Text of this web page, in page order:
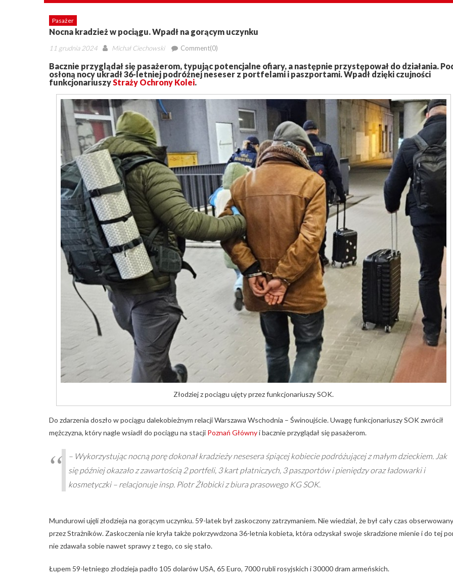
Pasażer
Nocna kradzież w pociągu. Wpadł na gorącym uczynku
Posted
11 grudnia 2024 Author
Michał Ciechowski Comment(0)
Bacznie przyglądał się pasażerom, typując potencjalne ofiary, a następnie przystępował do działania.
osłoną nocy ukradł 36-letniej podróżnej neseser z portfelami i paszportami. Wpadł dzięki czujności
funkcjonariuszy Straży Ochrony Kolei.
Złodziej z pociągu ujęty przez funkcjonariuszy SOK.
Do zdarzenia doszło w pociągu dalekobieżnym relacji Warszawa Wschodnia – Świnoujście. Uwagę funkcjonariuszy SOK zwrócił
mężczyzna, który nagle wsiadł do pociągu na stacji Poznań Głównyi bacznie przyglądał się pasażerom.
– Wykorzystując nocną porę dokonał kradzieży nesesera śpiącej kobiecie podróżującej z małym dzieckiem. Jak
się później okazało z zawartością 2 portfeli, 3 kart płatniczych, 3 paszportów i pieniędzy oraz ładowarki i
kosmetyczki – relacjonuje insp. Piotr Żłobicki z biura prasowego KG SOK.
Mundurowi ujęli złodzieja na gorącym uczynku. 59-latek był zaskoczony zatrzymaniem. Nie wiedział, że był cały czas obserwowany
przez Strażników. Zaskoczenia nie kryła także pokrzywdzona 36-letnia kobieta, która odzyskał swoje skradzione mienie i do tej
nie zdawała sobie nawet sprawy z tego, co się stało.
Łupem 59-letniego złodzieja padło 105 dolarów USA, 65 Euro, 7000 rubli rosyjskich i 30000 dram armeńskich.